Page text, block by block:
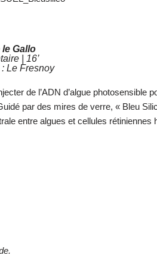
Gallo
| 16’
Le Fresnoy
de l’ADN d’algue photosensible
par des mires de verre, « Bleu
entre algues et cellules rétiniennes